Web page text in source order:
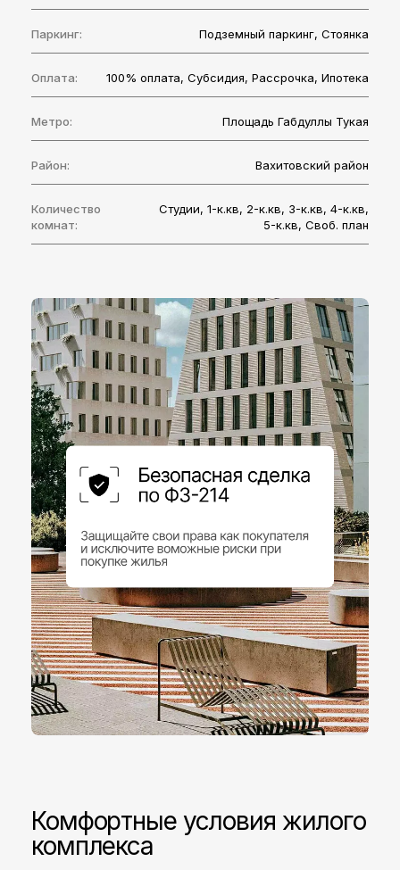
Паркинг: Подземный паркинг, Стоянка
Оплата: 100% оплата, Субcидия, Рассрочка, Ипотека
Метро: Площадь Габдуллы Тукая
Район: Вахитовский район
Количество
комнат:
Студии, 1-к.кв, 2-к.кв, 3-к.кв, 4-к.кв,
5-к.кв, Своб. план
Комфортные условия жилого
комплекса